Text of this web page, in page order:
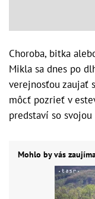
Choroba, bitka
Mikla sa dnes po
verejnosťou zaujať
môcť pozrieť v
predstaví so svojou
Mohlo by vás